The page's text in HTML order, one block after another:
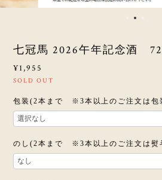
七冠馬 2026午年記念酒
¥1,955
SOLD OUT
包装(2本まで ※3本以上のご注文は包
のし(2本まで ※3本以上のご注文は熨